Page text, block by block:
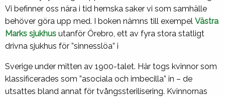
Vi befinner oss nära i tid hemska saker vi som samhälle
behöver göra upp med. I boken nämns till exempel Västra
Marks sjukhus utanför Örebro, ett av fyra stora statligt
drivna sjukhus för ”sinnesslöa” i
Sverige under mitten av 1900-talet. Här togs kvinnor som
klassificerades som ”asociala och imbecilla” in – de
utsattes bland annat för tvångssterilisering. Kvinnornas